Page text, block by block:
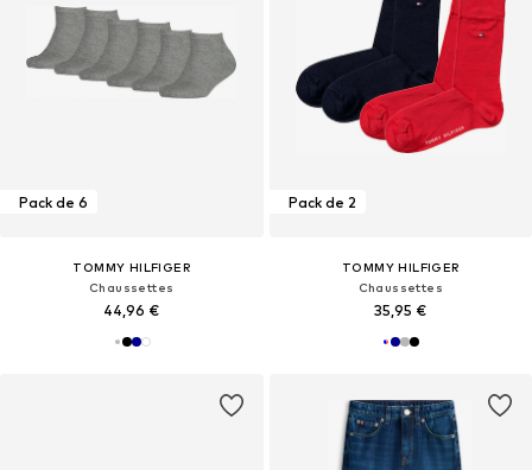
Pack de 6
TOMMY HILFIGER
Chaussettes
44,96 €
Pack de 2
TOMMY HILFIGER
Chaussettes
35,95 €